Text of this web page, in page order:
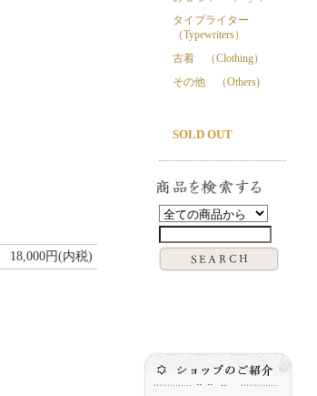
18,000円(内税)
タイプライター
（Typewriters）
古着 （Clothing）
その他 （Others)
SOLD OUT